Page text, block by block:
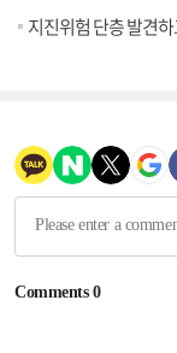
지진위험 단층 발견하고도 인근